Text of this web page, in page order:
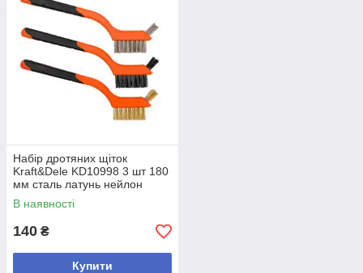
Набір дротяних щіток
Kraft&Dele KD10998 3 шт 180
мм сталь латунь нейлон
В наявності
140 ₴
Купити